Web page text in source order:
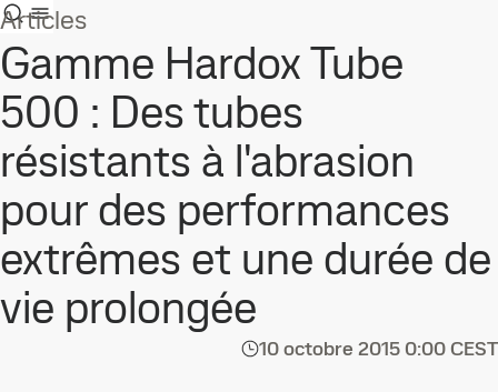
Articles
Gamme Hardox Tube
500 : Des tubes
résistants à l'abrasion
pour des performances
extrêmes et une durée de
vie prolongée
10 octobre 2015 0:00 CEST